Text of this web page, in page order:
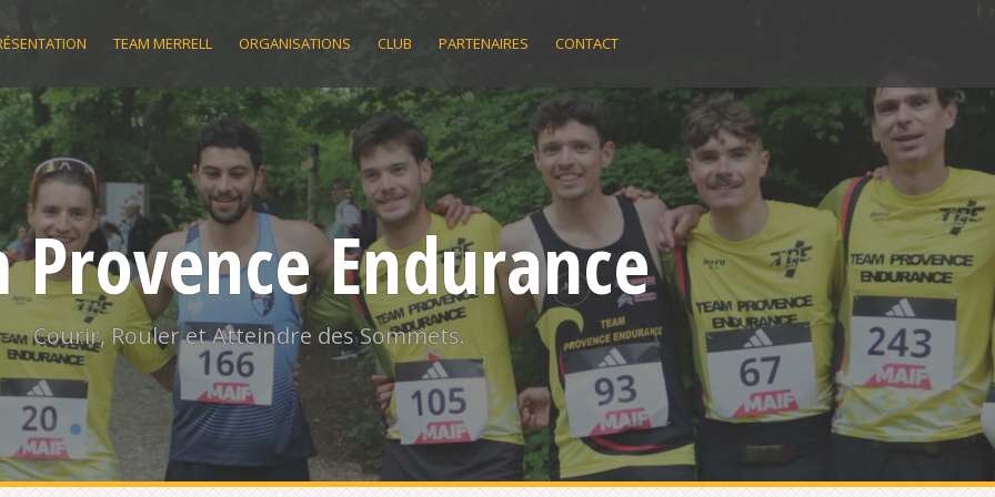
TEAM MERRELL ORGANISATIONS CLUB PARTENAIRES CONTACT
Provence Endurance
Courir, Rouler et Atteindre des Sommets.